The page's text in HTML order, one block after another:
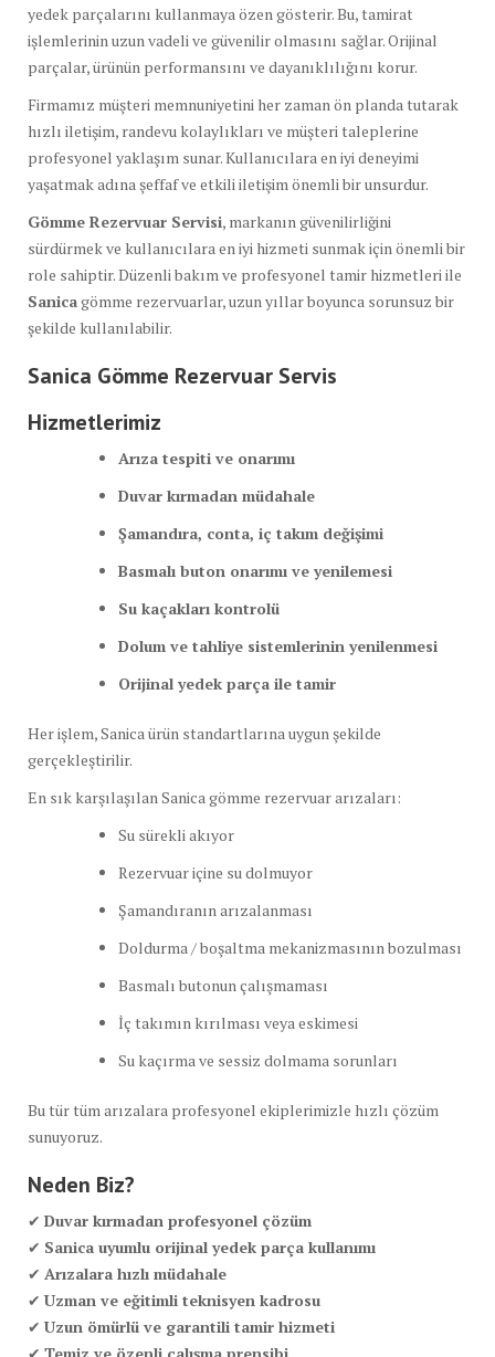
yedek parçalarını kullanmaya özen gösterir. Bu, tamirat
işlemlerinin uzun vadeli ve güvenilir olmasını sağlar. Orijinal
parçalar, ürünün performansını ve dayanıklılığını korur.
Firmamız müşteri memnuniyetini her zaman ön planda tutarak
hızlı iletişim, randevu kolaylıkları ve müşteri taleplerine
profesyonel yaklaşım sunar. Kullanıcılara en iyi deneyimi
yaşatmak adına şeffaf ve etkili iletişim önemli bir unsurdur.
Gömme Rezervuar Servisi, markanın güvenilirliğini
sürdürmek ve kullanıcılara en iyi hizmeti sunmak için önemli bir
role sahiptir. Düzenli bakım ve profesyonel tamir hizmetleri ile
Sanicagömme rezervuarlar, uzun yıllar boyunca sorunsuz bir
şekilde kullanılabilir.
Sanica Gömme Rezervuar Servis
Hizmetlerimiz
Arıza tespiti ve onarımı
Duvar kırmadan müdahale
Şamandıra, conta, iç takım değişimi
Basmalı buton onarımı ve yenilemesi
Su kaçakları kontrolü
Dolum ve tahliye sistemlerinin yenilenmesi
Orijinal yedek parça ile tamir
Her işlem, Sanica ürün standartlarına uygun şekilde
gerçekleştirilir.
En sık karşılaşılan Sanica gömme rezervuar arızaları:
Su sürekli akıyor
Rezervuar içine su dolmuyor
Şamandıranın arızalanması
Doldurma / boşaltma mekanizmasının bozulması
Basmalı butonun çalışmaması
İç takımın kırılması veya eskimesi
Su kaçırma ve sessiz dolmama sorunları
Bu tür tüm arızalara profesyonel ekiplerimizle hızlı çözüm
sunuyoruz.
Neden Biz?
✔ Duvar kırmadan profesyonel çözüm
✔ Sanica uyumlu orijinal yedek parça kullanımı
✔ Arızalara hızlı müdahale
✔ Uzman ve eğitimli teknisyen kadrosu
✔ Uzun ömürlü ve garantili tamir hizmeti